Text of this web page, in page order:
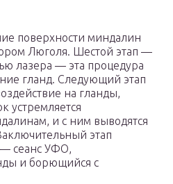
поверхности миндалин
Люголя. Шестой этап —
лазера — эта процедура
гланд. Следующий этап
на гланды,
устремляется
и с ним выводятся
этап
— сеанс УФО,
и борющийся с